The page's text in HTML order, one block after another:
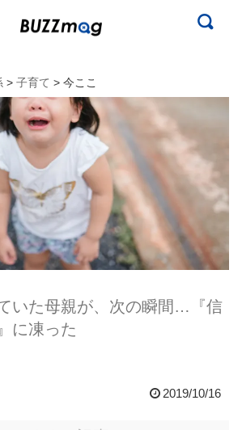
> 子育て > 今ここ
いた母親が、次の瞬間…『信
に凍った
2019/10/16